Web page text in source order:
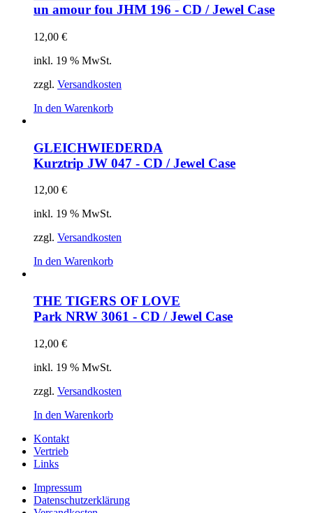
un amour fou JHM 196 - CD / Jewel Case
12,00 €
inkl. 19 % MwSt.
zzgl. Versandkosten
In den Warenkorb
GLEICHWIEDERDA
Kurztrip JW 047 - CD / Jewel Case
12,00 €
inkl. 19 % MwSt.
zzgl. Versandkosten
In den Warenkorb
THE TIGERS OF LOVE
Park NRW 3061 - CD / Jewel Case
12,00 €
inkl. 19 % MwSt.
zzgl. Versandkosten
In den Warenkorb
Kontakt
Vertrieb
Links
Impressum
Datenschutzerklärung